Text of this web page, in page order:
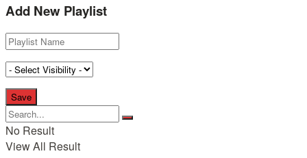
Add New Playlist
No Result
View All Result